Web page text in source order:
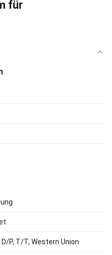
für
D/P, T/T, Western Union